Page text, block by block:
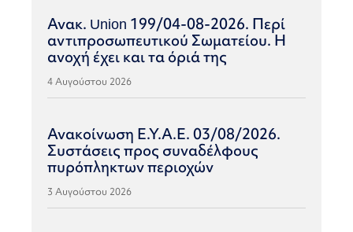
Ανακ. Union 199/04-08-2026. Περί
αντιπροσωπευτικού Σωματείου. Η
ανοχή έχει και τα όριά της
4 Αυγούστου 2026
Ανακοίνωση Ε.Υ.Α.Ε. 03/08/2026.
Συστάσεις προς συναδέλφους
πυρόπληκτων περιοχών
3 Αυγούστου 2026